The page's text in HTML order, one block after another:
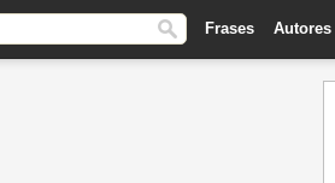
Frases Autores